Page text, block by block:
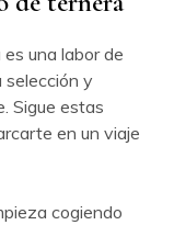
una labor de
selección y
Sigue estas
en un viaje
cogiendo